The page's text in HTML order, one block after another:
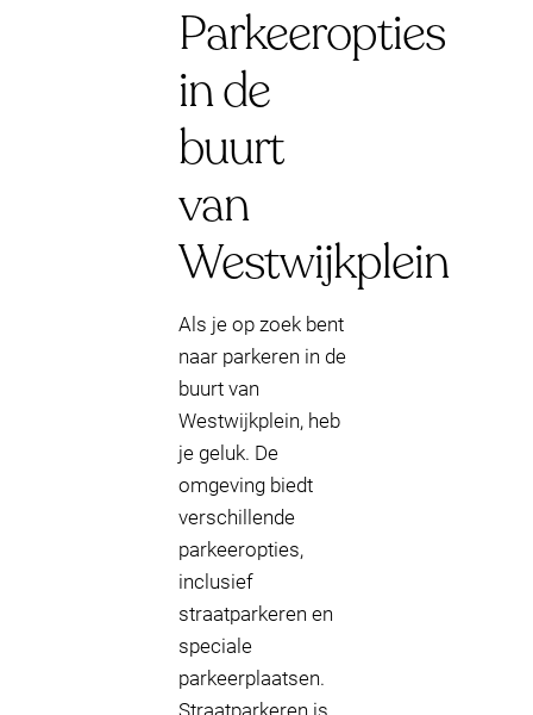
Parkeeropties
in de
buurt
van
Westwijkplein
Als je op zoek bent
naar parkeren in de
buurt van
Westwijkplein, heb
je geluk. De
omgeving biedt
verschillende
parkeeropties,
inclusief
straatparkeren en
speciale
parkeerplaatsen.